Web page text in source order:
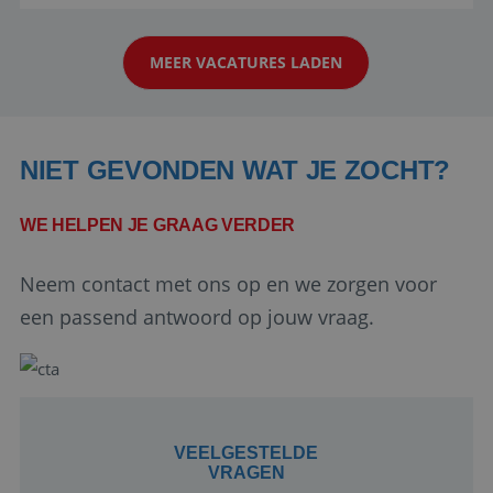
werken: of het nu gaat om vragen ...
MEER VACATURES LADEN
NIET GEVONDEN WAT JE ZOCHT?
WE HELPEN JE GRAAG VERDER
Neem contact met ons op en we zorgen voor
een passend antwoord op jouw vraag.
VEELGESTELDE
VRAGEN
Google Privacy Policy